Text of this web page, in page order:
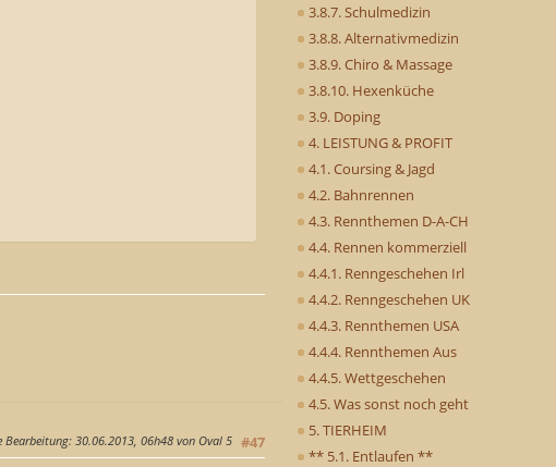
3.8.7. Schulmedizin
3.8.8. Alternativmedizin
3.8.9. Chiro & Massage
3.8.10. Hexenküche
3.9. Doping
4. LEISTUNG & PROFIT
4.1. Coursing & Jagd
4.2. Bahnrennen
4.3. Rennthemen D-A-CH
4.4. Rennen kommerziell
4.4.1. Renngeschehen Irl
4.4.2. Renngeschehen UK
4.4.3. Rennthemen USA
4.4.4. Rennthemen Aus
4.4.5. Wettgeschehen
4.5. Was sonst noch geht
5. TIERHEIM
** 5.1. Entlaufen **
#47
Bearbeitung: 30.06.2013, 06h48 von Oval 5